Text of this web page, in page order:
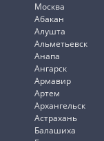
Москва
Абакан
Алушта
Альметьевск
Анапа
Ангарск
Армавир
Артем
Архангельск
Астрахань
Балашиха